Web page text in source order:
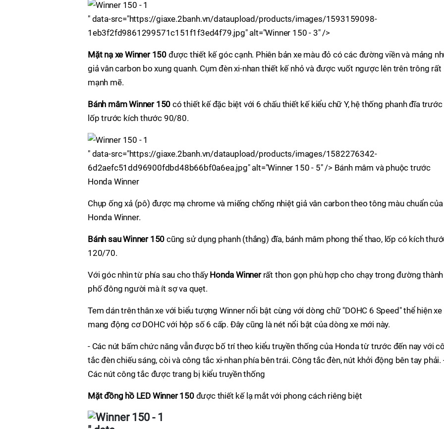
" data-src="https://giaxe.2banh.vn/dataupload/products/images/1593159098-
1eb3f2fd9861299571c151f1f3ed4f79.jpg" alt="Winner 150 - 3" />
Mặt nạ xe Winner 150 được thiết kế góc cạnh. Phiên bản xe màu đỏ có các đường viền và mảng
giả vân carbon bo xung quanh. Cụm đèn xi-nhan thiết kế nhỏ và được vuốt ngược lên trên trông rất
mạnh mẽ.
Bánh mâm Winner 150 có thiết kế đặc biệt với 6 chấu thiết kế kiểu chữ Y, hệ thống phanh đĩa trước
lốp trước kích thước 90/80.
" data-src="https://giaxe.2banh.vn/dataupload/products/images/1582276342-
6d2aefc51dd96900fdbd48b66bf0a6ea.jpg" alt="Winner 150 - 5" /> Bánh mâm và phuộc trước
Honda Winner
Chụp ống xả (pô) được mạ chrome và miếng chống nhiệt giả vân carbon theo tông màu chuẩn của
Honda Winner.
Bánh sau Winner 150 cũng sử dụng phanh (thắng) đĩa, bánh mâm phong thể thao, lốp có kích
120/70.
Với góc nhìn từ phía sau cho thấy Honda Winner rất thon gọn phù hợp cho chạy trong đường thành
phố đông người mà ít sợ va quẹt.​
Tem dán trên thân xe với biểu tượng Winner nổi bật cùng với dòng chữ "DOHC 6 Speed" thể hiện xe
mang động cơ DOHC với hộp số 6 cấp. Đây cũng là nét nổi bật của dòng xe mới này.​
- Các nút bấm chức năng vẫn được bố trí theo kiểu truyền thống của Honda từ trước đến nay với
tắc đèn chiếu sáng, còi và công tắc xi-nhan phía bên trái. Công tắc đèn, nút khởi động bên tay phải.
Các nút công tắc được trang bị kiểu truyền thống​​
Mặt đồng hồ LED Winner 150được thiết kế lạ mắt với phong cách riêng biệt